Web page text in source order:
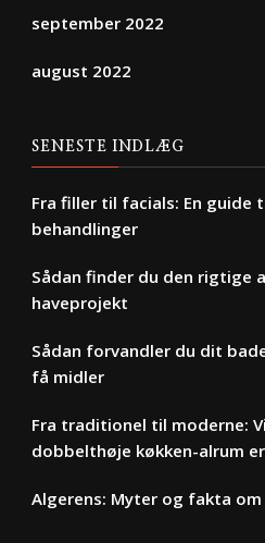
september 2022
august 2022
SENESTE INDLÆG
Fra filler til facials: En guide
behandlinger
Sådan finder du den
haveprojekt
Sådan forvandler du dit
få midler
Fra traditionel til moderne:
dobbelthøje køkken-alrum
Algerens: Myter og fakta